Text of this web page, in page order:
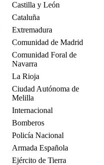
Castilla y León
Cataluña
Extremadura
Comunidad de Madrid
Comunidad Foral de
Navarra
La Rioja
Ciudad Autónoma de
Melilla
Internacional
Bomberos
Policía Nacional
Armada Española
Ejército de Tierra